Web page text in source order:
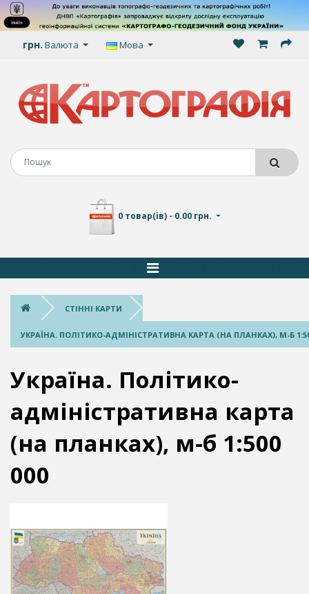
грн. Валюта Мова
0 товар(ів) - 0.00 грн.
СТІННІ КАРТИ
УКРАЇНА. ПОЛІТИКО-АДМІНІСТРАТИВНА КАРТА (НА ПЛАНКАХ), М-Б
Україна. Політико-
адміністративна карта
(на планках), м-б 1:500
000